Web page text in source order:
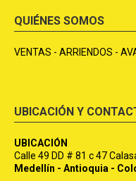
QUIÉNES SOMOS
VENTAS - ARRIENDOS -
UBICACIÓN Y
UBICACIÓN
Calle 49 DD # 81 c 47
Medellín - Antioquia -